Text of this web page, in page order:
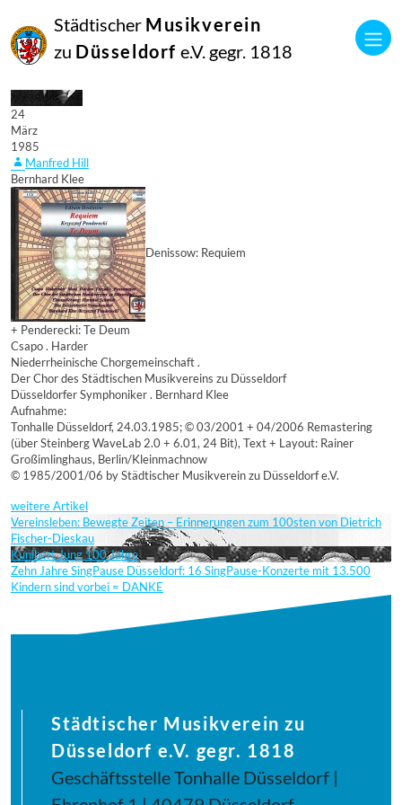
Städtischer Musikverein
zu Düsseldorf e.V. gegr. 1818
24
März
1985
Manfred Hill
Bernhard Klee
Denissow: Requiem
+ Penderecki: Te Deum
Csapo . Harder
Niederrheinische Chorgemeinschaft .
Der Chor des Städtischen Musikvereins zu Düsseldorf
Düsseldorfer Symphoniker . Bernhard Klee
Aufnahme:
Tonhalle Düsseldorf, 24.03.1985; © 03/2001 + 04/2006 Remastering
(über Steinberg WaveLab 2.0 + 6.01, 24 Bit), Text + Layout: Rainer
Großimlinghaus, Berlin/Kleinmachnow
© 1985/2001/06 by Städtischer Musikverein zu Düsseldorf e.V.
weitere Artikel
Vereinsleben: Bewegte Zeiten – Erinnerungen zum 100sten von Dietrich
Fischer-Dieskau
Kunibert Jung 100 Jahre
Zehn Jahre SingPause Düsseldorf: 16 SingPause-Konzerte mit 13.500
Kindern sind vorbei = DANKE
Städtischer Musikverein zu
Düsseldorf e.V. gegr. 1818
Geschäftsstelle Tonhalle Düsseldorf |